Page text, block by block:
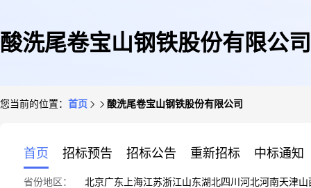
酸洗尾卷宝山钢铁股份有限公司
您当前的位置： 首页 酸洗尾卷宝山钢铁股份有限公司
首页 招标预告 招标公告 重新招标 中标通知
省份地区： 北京广东 上海江苏浙江山东湖北四川 河北河南天津山